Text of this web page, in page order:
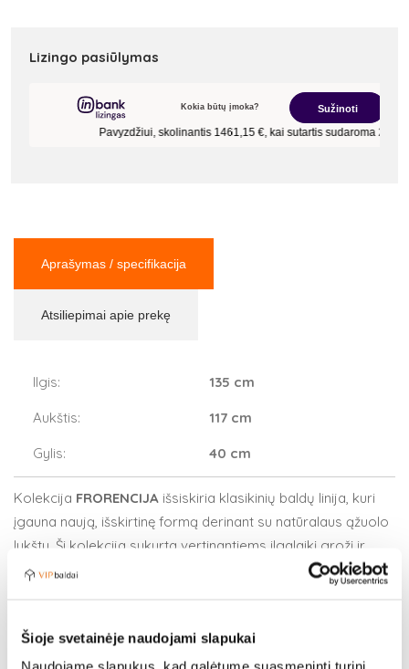
Šioje svetainėje naudojami slapukai
Lizingo pasiūlymas
Aprašymas / specifikacija
Atsiliepimai apie prekę
Ilgis: 135 cm
Aukštis: 117 cm
Gylis: 40 cm
Kolekcija FRORENCIJA išsiskiria klasikinių baldų linija, kuri
įgauna naują, išskirtinę formą derinant su natūralaus ąžuolo
lukštu. Ši kolekcija sukurta vertinantiems ilgalaikį grožį ir
ilgaamžiškumą. Puikiai tinka sukurti unikalią atmosferą
Lenkiški baldai Madingi svetainės baldai